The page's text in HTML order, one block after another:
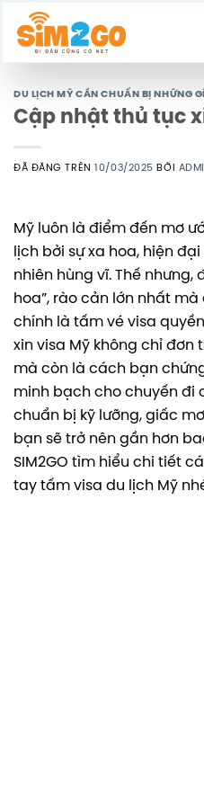
Chuyển
đến
DU LỊCH MỸ CẦN CHUẨN BỊ NHỮNG
Cập nhật thủ tục
ĐÃ ĐĂNG TRÊN10/03/2025 BỞI
Mỹ luôn là điểm đến mơ
lịch bởi sự xa hoa, hiện
nhiên hùng vĩ. Thế nhưng,
hoa”, rào cản lớn nhất
chính là tấm vé visa
xin visa Mỹ không chỉ đơn
mà còn là cách bạn
minh bạch cho chuyến đi
chuẩn bị kỹ lưỡng, giấc
bạn sẽ trở nên gần hơn
SIM2GO tìm hiểu chi tiết
tay tấm visa du lịch Mỹ